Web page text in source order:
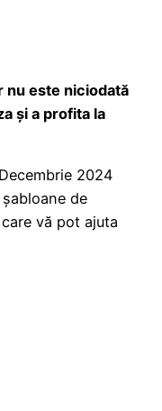
nu este niciodată
și a profita la
2024
de
vă pot ajuta